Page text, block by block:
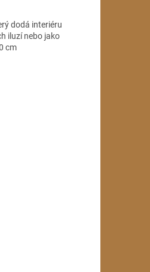
dodá interiéru
iluzí nebo jako
cm